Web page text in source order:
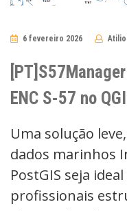
6 fevereiro 2026
ENC S-57 no
Uma solução
dados marinhos
PostGIS seja
profissionais